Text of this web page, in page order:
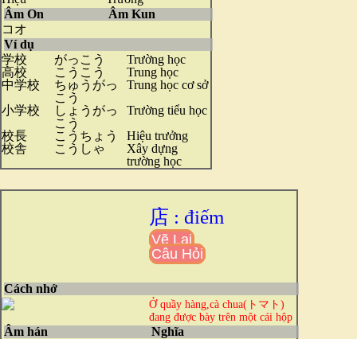
Âm On
コオ
Âm Kun
Ví dụ
学校
がっこう
Trường học
高校
こうこう
Trung học
中学校
ちゅうがっ
こう
Trung học cơ sở
小学校
しょうがっ
こう
Trường tiểu học
校長
こうちょう
Hiệu trưởng
校舎
こうしゃ
Xây dựng
trường học
店 : điếm
Vẽ Lại
Câu Hỏi
Cách nhớ
Ở quầy hàng,cà chua(トマト)
đang được bày trên một cái hộp
Âm hán
Nghĩa